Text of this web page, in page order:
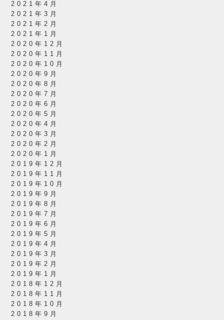
2021年4月
2021年3月
2021年2月
2021年1月
2020年12月
2020年11月
2020年10月
2020年9月
2020年8月
2020年7月
2020年6月
2020年5月
2020年4月
2020年3月
2020年2月
2020年1月
2019年12月
2019年11月
2019年10月
2019年9月
2019年8月
2019年7月
2019年6月
2019年5月
2019年4月
2019年3月
2019年2月
2019年1月
2018年12月
2018年11月
2018年10月
2018年9月